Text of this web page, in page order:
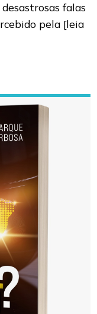
falas
pela [leia